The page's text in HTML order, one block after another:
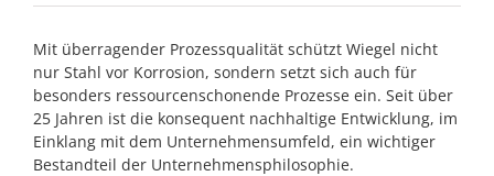
Mit überragender Prozessqualität schützt Wiegel nicht
nur Stahl vor Korrosion, sondern setzt sich auch für
besonders ressourcenschonende Prozesse ein. Seit über
25 Jahren ist die konsequent nachhaltige Entwicklung, im
Einklang mit dem Unternehmensumfeld, ein wichtiger
Bestandteil der Unternehmensphilosophie.